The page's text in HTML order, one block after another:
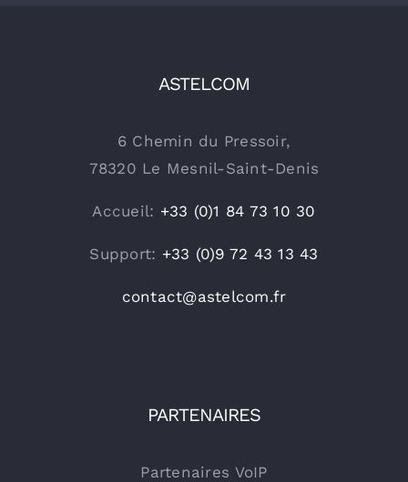
ASTELCOM
6 Chemin du Pressoir,
78320 Le Mesnil-Saint-Denis
Accueil: +33 (0)1 84 73 10 30
Support: +33 (0)9 72 43 13 43
contact@astelcom.fr
PARTENAIRES
Partenaires VoIP